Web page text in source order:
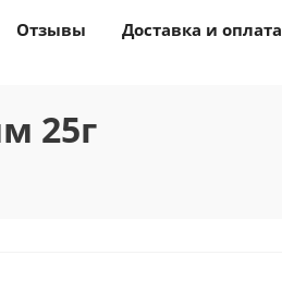
Отзывы Доставка и оплата
25г